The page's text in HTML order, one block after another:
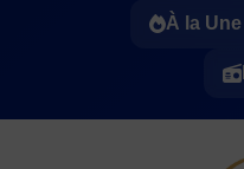
À la Une